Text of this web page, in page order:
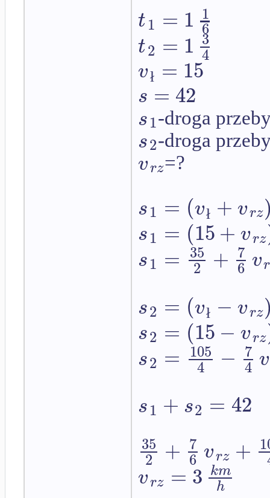
t1 = 1 1
6
t2 = 1 3
4
vł = 15
s = 42
s1-droga
s2-droga
vrz=?
s1 = (vł + vrz
s1 = (15+ vrz
s1 = 35
2 + 7
6 vr
s2 = (vł − vrz
s2 = (15− vrz
s2 = 105
4 − 7
4 v
s1 + s2 = 42
35
2 + 7
6 vrz +
vrz = 3 km
h